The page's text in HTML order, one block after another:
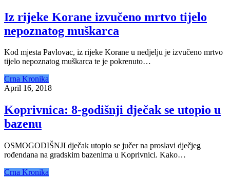
Iz rijeke Korane izvučeno mrtvo tijelo
nepoznatog muškarca
Kod mjesta Pavlovac, iz rijeke Korane u nedjelju je izvučeno mrtvo
tijelo nepoznatog muškarca te je pokrenuto…
Crna Kronika
April 16, 2018
Koprivnica: 8-godišnji dječak se utopio u
bazenu
OSMOGODIŠNJI dječak utopio se jučer na proslavi dječjeg
rođendana na gradskim bazenima u Koprivnici. Kako…
Crna Kronika